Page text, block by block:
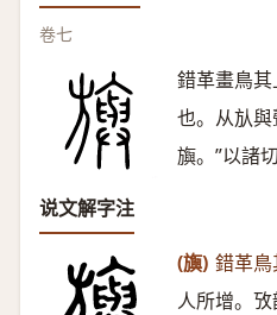
卷七
錯革畫鳥
也。从㫃
旟。”以諸切
说文解字注
(旟) 錯革鳥
人所增。